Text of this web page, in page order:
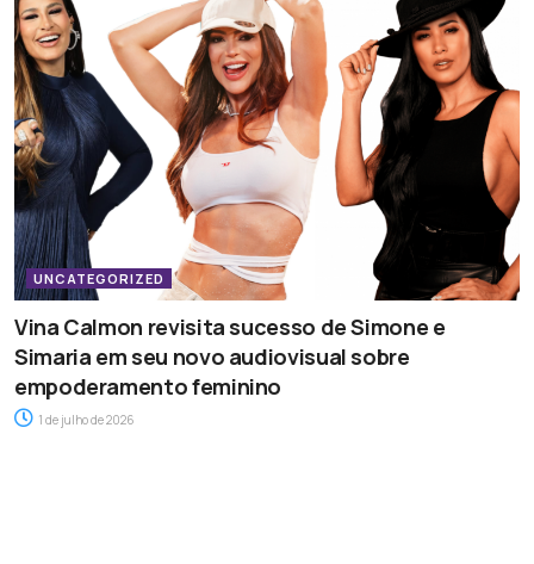
UNCATEGORIZED
Vina Calmon revisita sucesso de Simone e
Simaria em seu novo audiovisual sobre
empoderamento feminino
1 de julho de 2026